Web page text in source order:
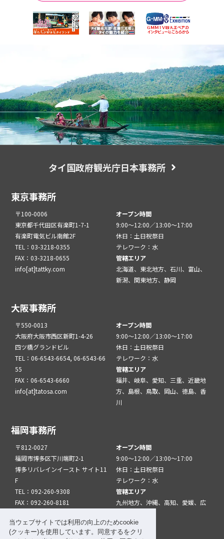
当ウェブサイトでは利用の向上のためcookie
(クッキー)を使用しています。同意するをクリ
タイ国政府観光庁日本事務所
東京事務所
〒100-0006
東京都千代田区有楽町1-7-1
有楽町電気ビル南館2F
TEL：03-3218-0355
FAX：03-3218-0655
info[at]tattky.com
オープン時間
9:00～12:00／13:00～17:00
休日：土日祝祭日
テレワーク：水
管轄エリア
北海道、東北地方、石川、富山、
新潟、関東地方、静岡
大阪事務所
〒550-0013
大阪府大阪市西区新町1-4-26
四ツ橋グランドビル
TEL：06-6543-6654, 06-6543-66
55
FAX：06-6543-6660
info[at]tatosa.com
オープン時間
9:00～12:00／13:00～17:00
休日：土日祝祭日
テレワーク：水
管轄エリア
福井、岐阜、愛知、三重、近畿地
方、島根、鳥取、岡山、徳島、香
川
福岡事務所
〒812-0027
福岡市博多区下川端町2-1
博多リバレインイースト サイト11
F
TEL：092-260-9308
FAX：092-260-8181
オープン時間
9:00～12:00／13:00～17:00
休日：土日祝祭日
テレワーク：水
管轄エリア
九州地方、沖縄、高知、愛媛、広